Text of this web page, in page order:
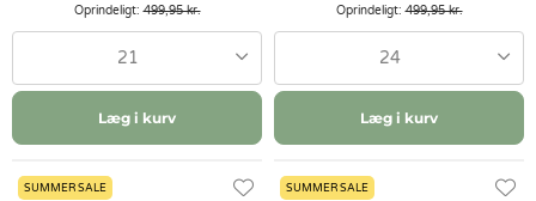
Oprindeligt:499,95 kr.
21
Læg i kurv
Oprindeligt:499,95 kr.
24
Læg i kurv
SUMMER SALE SUMMER SALE